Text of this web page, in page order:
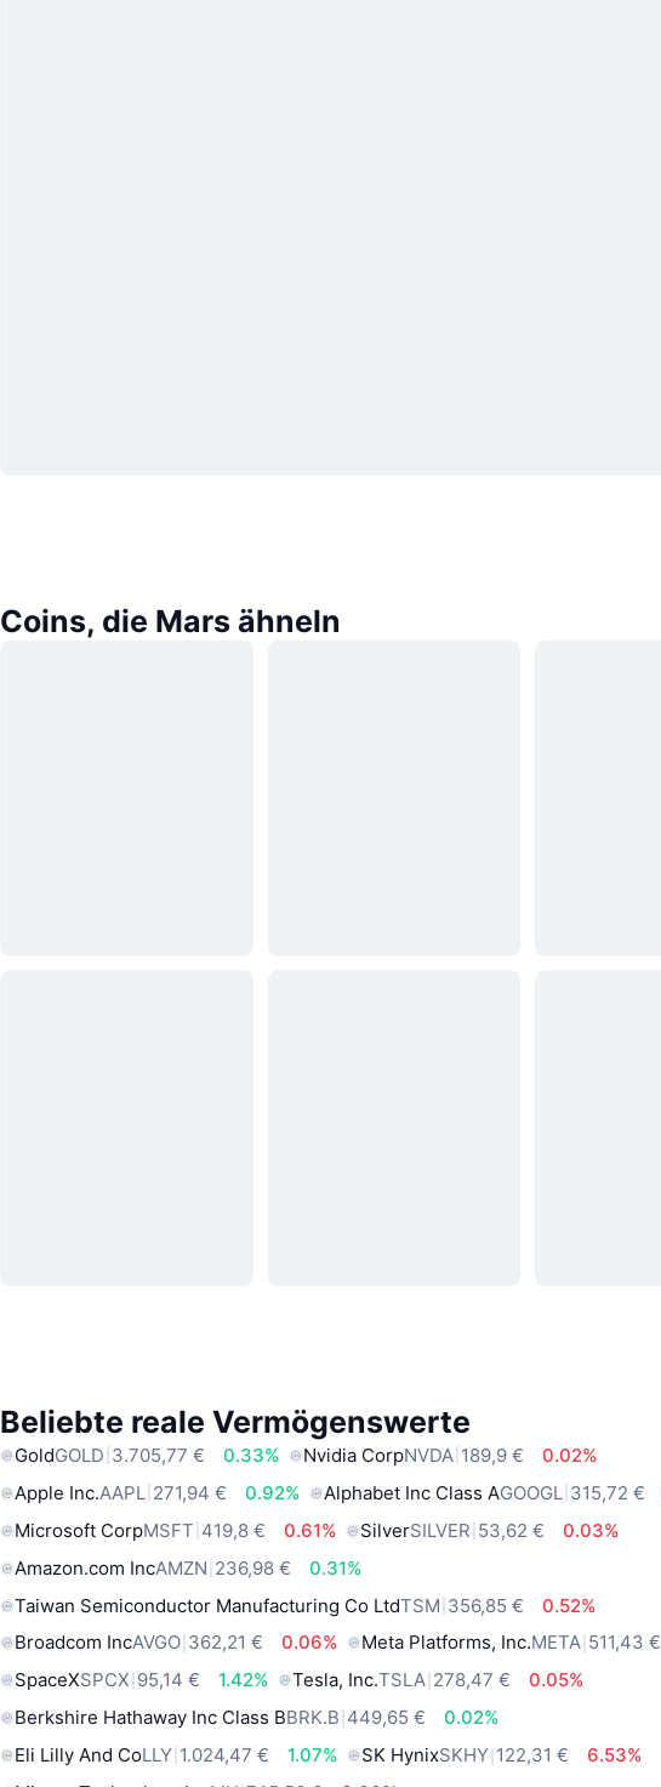
Coins, die Mars ähneln
Beliebte reale Vermögenswerte
GoldGOLD 3.705,77 € 0.33% Nvidia CorpNVDA 189,9 €
0.02%
Apple Inc.AAPL 271,94 € 0.92% Alphabet Inc Class AGOOGL 315,72 €
Microsoft CorpMSFT 419,8 € 0.61% SilverSILVER 53,62 €
0.03%
Amazon.com IncAMZN 236,98 €
0.31%
Taiwan Semiconductor Manufacturing Co LtdTSM 356,85 €
0.52%
Broadcom IncAVGO 362,21 € 0.06% Meta Platforms, Inc.META 511,43 €
SpaceXSPCX 95,14 € 1.42% Tesla, Inc.TSLA 278,47 €
0.05%
Berkshire Hathaway Inc Class BBRK.B 449,65 €
0.02%
Eli Lilly And CoLLY 1.024,47 € 1.07% SK HynixSKHY 122,31 €
6.53%